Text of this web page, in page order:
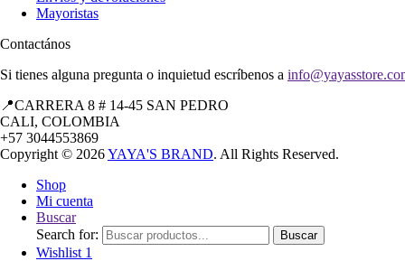
Mayoristas
Contactános
Si tienes alguna pregunta o inquietud escríbenos a
📍CARRERA 8 # 14-45 SAN PEDRO
CALI, COLOMBIA
+57 3044553869
Copyright © 2026YAYA'S BRAND. All Rights Reserved.
Shop
Mi cuenta
Buscar
Search for:
Buscar
Wishlist 1